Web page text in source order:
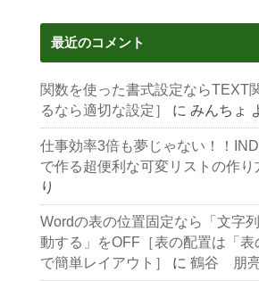
最近のコメント
関数を使った書式設定ならTEXT
るなら適切な設定］
に みんちょ
仕事効率3倍も夢じゃない！！
で作る超便利な可変リストの作り
り
Wordの表の位置固定なら「文字
動する」をOFF［表の配置は「表
で簡単レイアウト］
に 鶴谷 朋